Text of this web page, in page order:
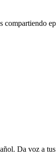
compartiendo
Da voz a